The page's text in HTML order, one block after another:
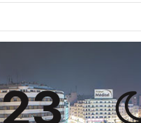
23